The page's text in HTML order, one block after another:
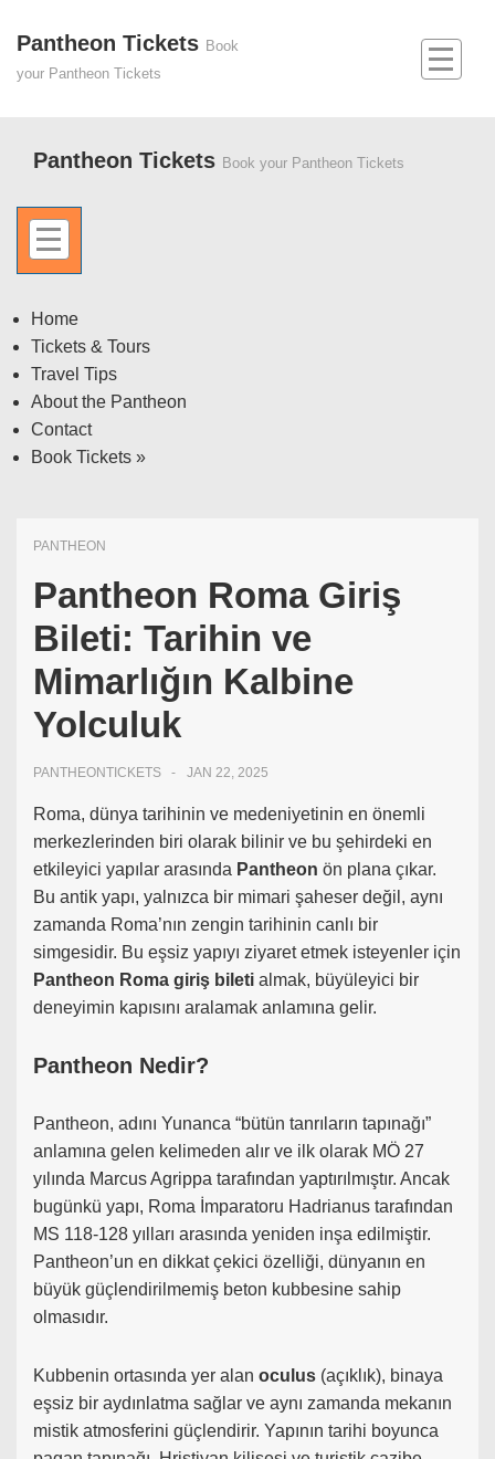
SkipPantheon Tickets Book
your Pantheon Tickets
Main
Navigation
Pantheon Tickets Book your Pantheon Tickets
Off
Canvas
Menu
Home
Tickets & Tours
Travel Tips
About the Pantheon
Contact
Book Tickets »
PANTHEON
Pantheon Roma Giriş
Bileti: Tarihin ve
Mimarlığın Kalbine
Yolculuk
PANTHEONTICKETS JAN 22, 2025
Roma, dünya tarihinin ve medeniyetinin en önemli
merkezlerinden biri olarak bilinir ve bu şehirdeki en
etkileyici yapılar arasında Pantheon ön plana çıkar.
Bu antik yapı, yalnızca bir mimari şaheser değil, aynı
zamanda Roma’nın zengin tarihinin canlı bir
simgesidir. Bu eşsiz yapıyı ziyaret etmek isteyenler için
Pantheon Roma giriş bileti almak, büyüleyici bir
deneyimin kapısını aralamak anlamına gelir.
Pantheon Nedir?
Pantheon, adını Yunanca “bütün tanrıların tapınağı”
anlamına gelen kelimeden alır ve ilk olarak MÖ 27
yılında Marcus Agrippa tarafından yaptırılmıştır. Ancak
bugünkü yapı, Roma İmparatoru Hadrianus tarafından
MS 118-128 yılları arasında yeniden inşa edilmiştir.
Pantheon’un en dikkat çekici özelliği, dünyanın en
büyük güçlendirilmemiş beton kubbesine sahip
olmasıdır.
Kubbenin ortasında yer alan oculus (açıklık), binaya
eşsiz bir aydınlatma sağlar ve aynı zamanda mekanın
mistik atmosferini güçlendirir. Yapının tarihi boyunca